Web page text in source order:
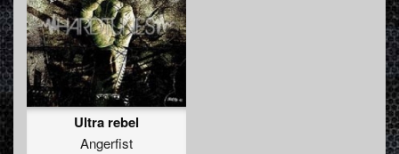
Ultra rebel
Angerfist